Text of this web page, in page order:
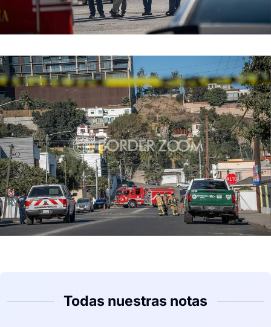
Todas nuestras notas